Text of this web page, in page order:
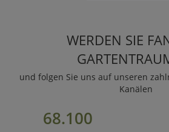
WERDEN SIE
und folgen Sie uns auf unseren
Kanälen
68.100